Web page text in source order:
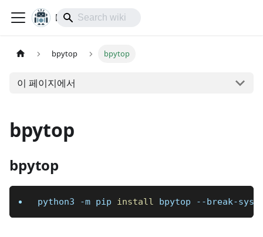
lol-IoT
bpytop bpytop
이 페이지에서
bpytop
bpytop
python3 -m pip install bpytop --break-